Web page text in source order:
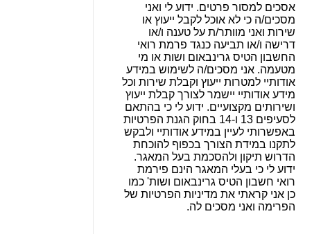
אסכים למסור פרטים. ידוע לי ואני
מסכים/ה כי לא אוכל לקבל ייעוץ או
שירות ואני מוותר/ת על טענה ו/או
דרישה ו/או תביעה כנגד פרמת רואי
החשבון הטיס גרינבאום ושות או מי
מטעמה. אני מסכים/ה לשימוש במידע
אודותיי למטרות ייעוץ וקבלת שירות וכל
מידע אודותיי יישמר לצורך קבלת ייעוץ
ושירותים מקצועיים. ידוע לי כי בהתאם
לסעיפים 13 ו-14 בחוק הגנת הפרטיות
באפשרותי לעיין במידע אודותיי ולבקש
לתקנו במידת הצורך בכפוף להוכחת
הדרוש תיקון ולהסכמת בעל המאגר.
ידוע לי כי בעלי המאגר הינם פירמת
רואי חשבון הטיס גרינבאום ושות' כמו
כן אני קראתי את מדיניות הפרטיות של
הפרימה ואני מסכים לה.